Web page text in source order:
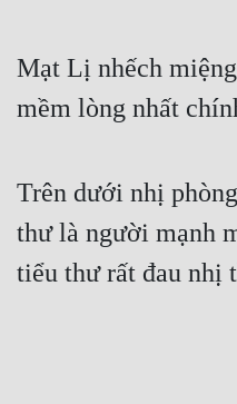
Mạt Lị nhếch
mềm lòng nhất
Trên dưới nhị
thư là người mạnh
tiểu thư rất đau nhị